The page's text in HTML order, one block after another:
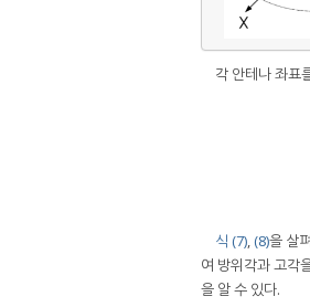
각 안테나 좌표
식 (7),(8)을 살
여 방위각과 고각
을 알 수 있다.